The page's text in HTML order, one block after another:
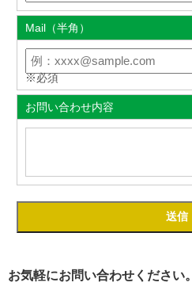
Mail（半角）
※必須
お問い合わせ内容
お気軽にお問い合わせください。